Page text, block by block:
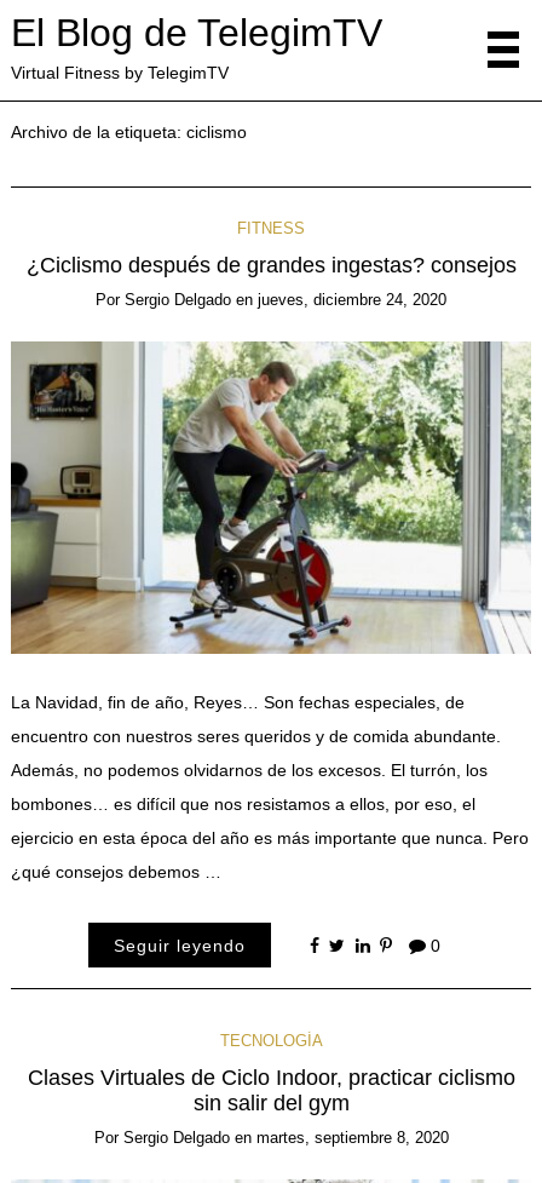
El Blog de TelegimTV
Virtual Fitness by TelegimTV
Archivo de la etiqueta: ciclismo
FITNESS
¿Ciclismo después de grandes ingestas? consejos
Por Sergio Delgado en jueves, diciembre 24, 2020
La Navidad, fin de año, Reyes… Son fechas especiales, de
encuentro con nuestros seres queridos y de comida abundante.
Además, no podemos olvidarnos de los excesos. El turrón, los
bombones… es difícil que nos resistamos a ellos, por eso, el
ejercicio en esta época del año es más importante que nunca. Pero
¿qué consejos debemos …
Seguir leyendo 0
TECNOLOGÍA
Clases Virtuales de Ciclo Indoor, practicar ciclismo
sin salir del gym
Por Sergio Delgado en martes, septiembre 8, 2020